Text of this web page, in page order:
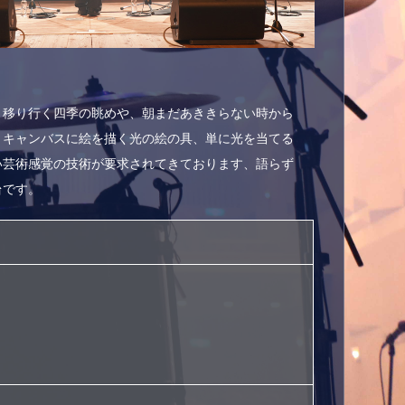
り行く四季の眺めや、朝まだあききらない時から
ャンバスに絵を描く光の絵の具、単に光を当てる
術感覚の技術が要求されてきております、語らず
す。